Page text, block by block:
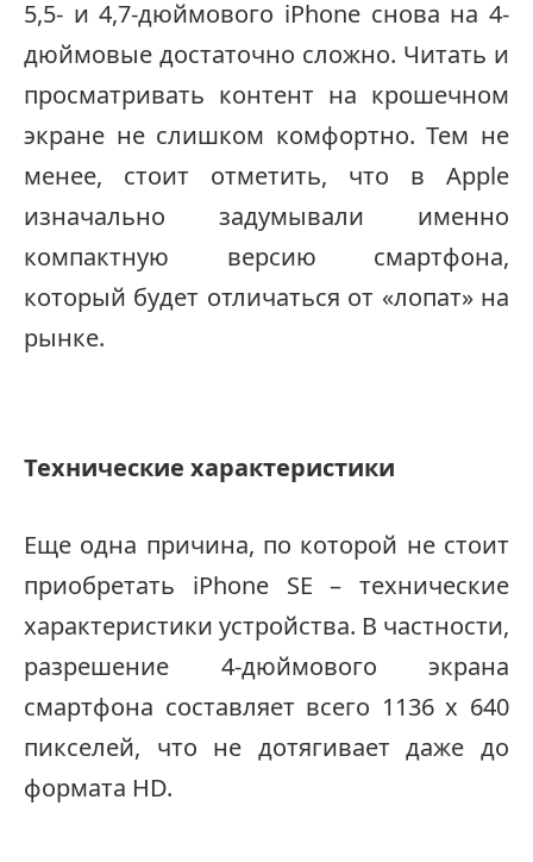
5,5- и 4,7-дюймового iPhone снова на 4-
дюймовые достаточно сложно. Читать и
просматривать контент на крошечном
экране не слишком комфортно. Тем не
менее, стоит отметить, что в Apple
изначально задумывали именно
компактную версию смартфона,
который будет отличаться от «лопат» на
рынке.
Технические характеристики
Еще одна причина, по которой не стоит
приобретать iPhone SE – технические
характеристики устройства. В частности,
разрешение 4-дюймового экрана
смартфона составляет всего 1136 x 640
пикселей, что не дотягивает даже до
формата HD.